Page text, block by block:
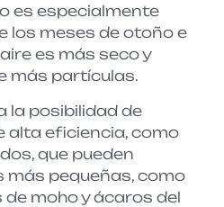
es especialmente
los meses de otoño e
es más seco y
más partículas.
la posibilidad de
alta eficiencia, como
que pueden
pequeñas, como
moho y ácaros del